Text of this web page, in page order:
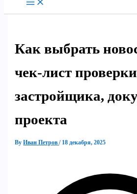
Как выбрать
чек-лист проверки
застройщика,
проекта
ByИван Петров/ 18 декабря, 2025